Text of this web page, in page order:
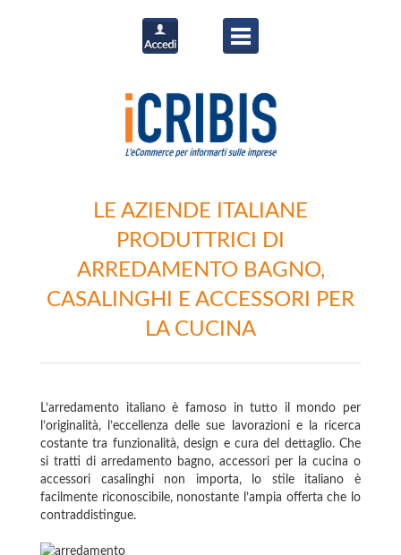
LE AZIENDE ITALIANE
PRODUTTRICI DI
ARREDAMENTO BAGNO,
CASALINGHI E ACCESSORI PER
LA CUCINA
L’arredamento italiano è famoso in tutto il mondo per
l’originalità, l’eccellenza delle sue lavorazioni e la ricerca
costante tra funzionalità, design e cura del dettaglio. Che
si tratti di arredamento bagno, accessori per la cucina o
accessori casalinghi non importa, lo stile italiano è
facilmente riconoscibile, nonostante l’ampia offerta che lo
contraddistingue.